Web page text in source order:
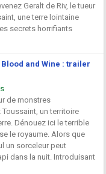
Geralt de Riv, le tueur
une terre lointaine
secrets horrifiants
and Wine : trailer
de monstres
un territoire
Dénouez ici le terrible
le royaume. Alors que
un sorceleur peut
dans la nuit. Introduisant